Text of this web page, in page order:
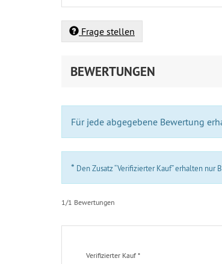
Frage stellen
BEWERTUNGEN
Für jede abgegebene Bewertung
* Den Zusatz “Verifizierter Kauf” erhalten
1/1 Bewertungen
Verifizierter Kauf *